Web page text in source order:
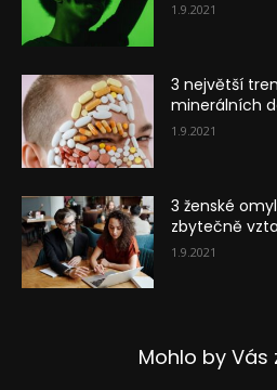
1.9.2021
3 největší
minerálních
1.9.2021
3 ženské
zbytečně
1.9.2021
Mohlo by Vás